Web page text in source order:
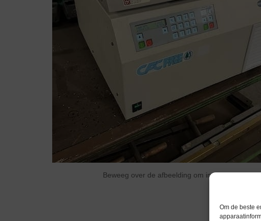
Om de beste
Beweeg over de afbeelding om in te zoomen